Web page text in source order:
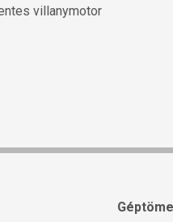
villanymotor